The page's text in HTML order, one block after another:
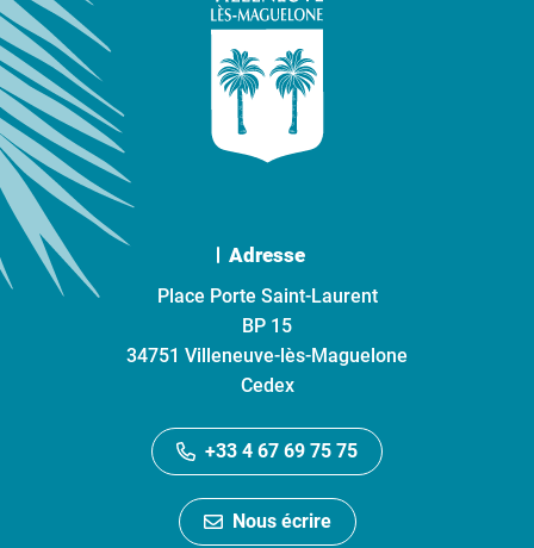
Adresse
Place Porte Saint-Laurent
BP 15
34751 Villeneuve-lès-Maguelone
Cedex
+33 4 67 69 75 75
Nous écrire